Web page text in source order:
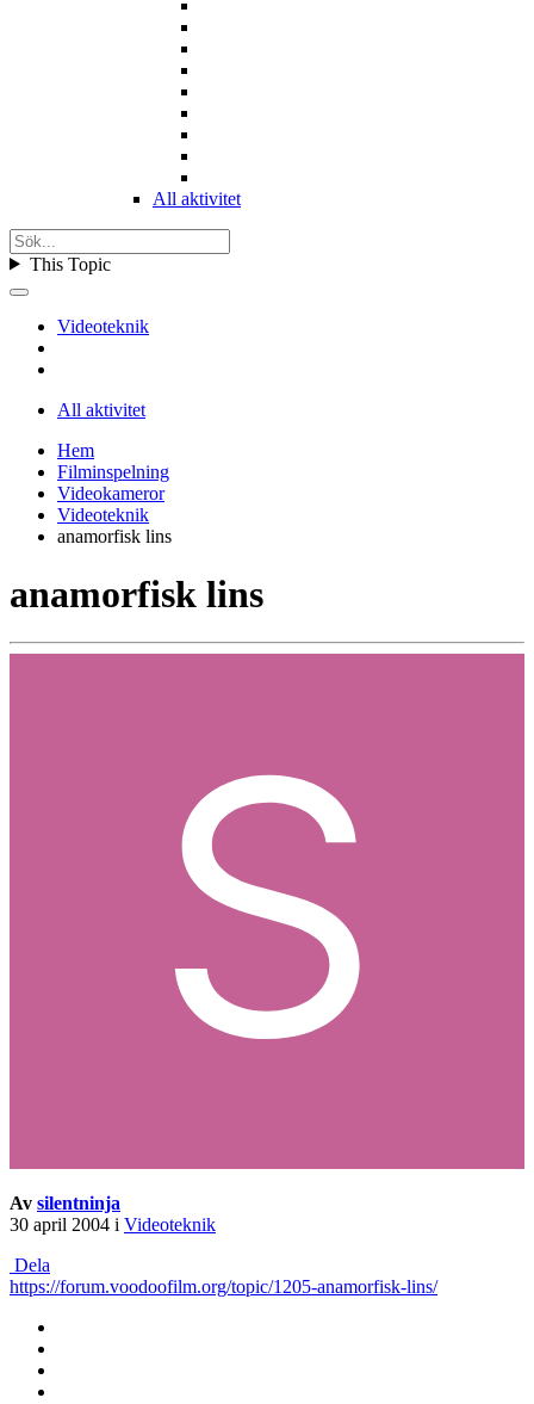
All aktivitet
This Topic
Videoteknik
All aktivitet
Hem
Filminspelning
Videokameror
Videoteknik
anamorfisk lins
anamorfisk lins
Av silentninja
30 april 2004 i Videoteknik
Dela
https://forum.voodoofilm.org/topic/1205-anamorfisk-lins/